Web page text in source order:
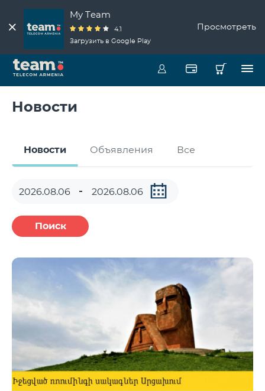
My Team
4.1
Загрузить в Google Play
Просмотреть
Новости
Новости Объявления Все
Поиск